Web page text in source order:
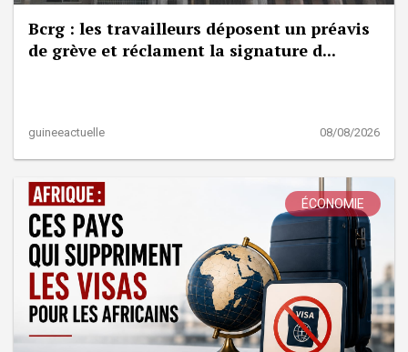
Bcrg : les travailleurs déposent un préavis
de grève et réclament la signature d...
guineeactuelle 08/08/2026
ÉCONOMIE